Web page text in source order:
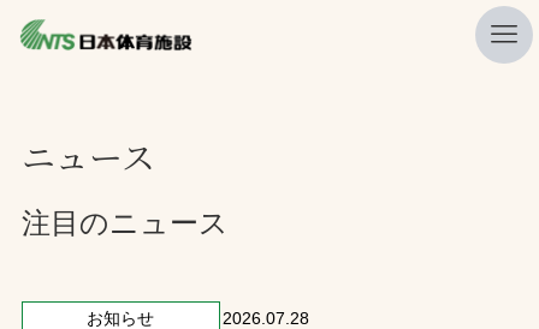
ニュース
プレスリリース
製品・サービス一覧
ニュース
注目のニュース
お知らせ 2026.07.28